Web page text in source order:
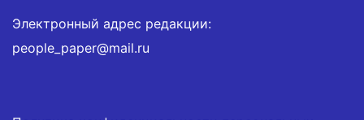
Электронный адрес редакции:
people_paper@mail.ru